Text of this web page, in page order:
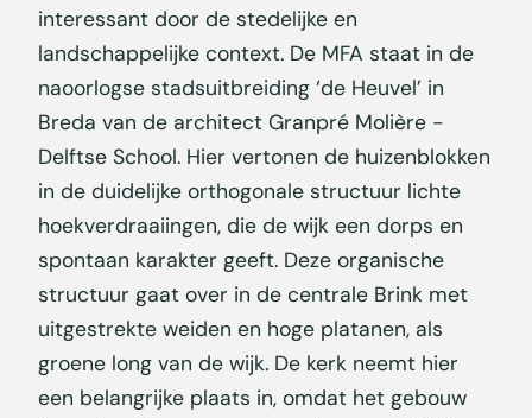
interessant door de stedelijke en
landschappelijke context. De MFA staat in de
naoorlogse stadsuitbreiding ‘de Heuvel’ in
Breda van de architect Granpré Molière -
Delftse School. Hier vertonen de huizenblokken
in de duidelijke orthogonale structuur lichte
hoekverdraaiingen, die de wijk een dorps en
spontaan karakter geeft. Deze organische
structuur gaat over in de centrale Brink met
uitgestrekte weiden en hoge platanen, als
groene long van de wijk. De kerk neemt hier
een belangrijke plaats in, omdat het gebouw